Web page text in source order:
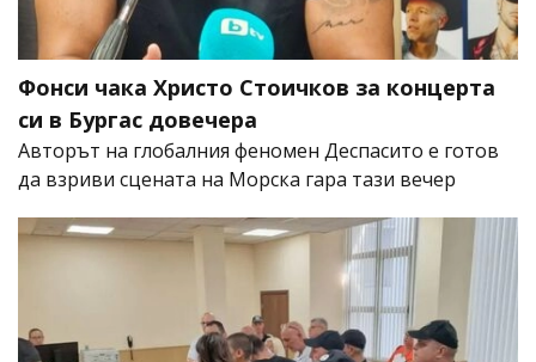
Фонси чака Христо Стоичков за концерта
си в Бургас довечера
Авторът на глобалния феномен Деспасито е готов
да взриви сцената на Морска гара тази вечер